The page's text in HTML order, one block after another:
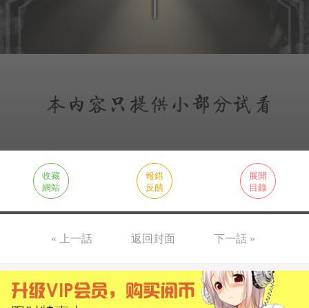
收藏
網站
報錯
反饋
展開
目錄
« 上一話 返回封面 下一話 »